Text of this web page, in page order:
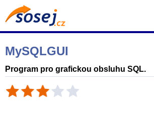
MySQLGUI
Program pro grafickou obsluhu SQL.